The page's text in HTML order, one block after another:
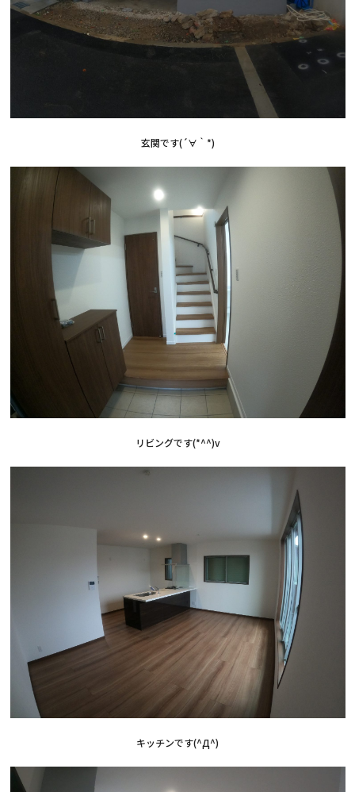
玄関です(´∀｀*)
リビングです(*^^)v
キッチンです(^Д^)